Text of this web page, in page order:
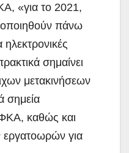
«για το 2021,
πάνω
σημαίνει
μετακινήσεων
σημεία
καθώς και
εργατοωρών για